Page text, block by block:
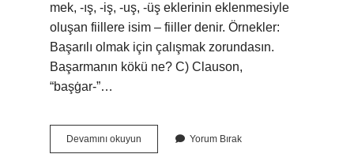
mek, -ış, -iş, -uş, -üş eklerinin eklenmesiyle
oluşan fiillere isim – fiiller denir. Örnekler:
Başarılı olmak için çalışmak zorundasın.
Başarmanın kökü ne? C) Clauson,
“başġar-”…
Devamını okuyun BaşarmanınYorum Bırak